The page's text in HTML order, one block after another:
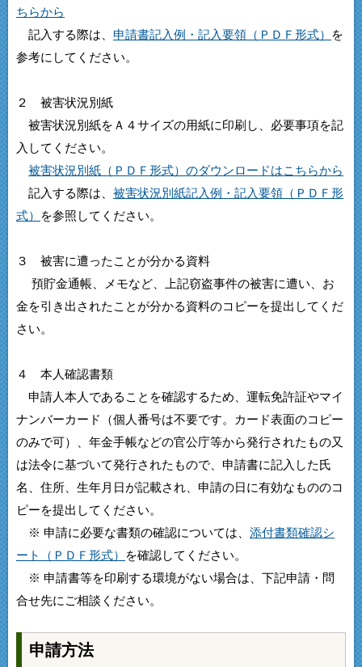
ちらから
記入する際は、 申請書記入例・記入要領（ＰＤＦ形式）
を
参考にしてください。
２ 被害状況別紙
被害状況別紙をＡ４サイズの用紙に印刷し、必要事項を記
入してください。
被害状況別紙（ＰＤＦ形式）のダウンロードはこちらから
記入する際は、 被害状況別紙記入例・記入要領（ＰＤＦ形
式）
を参照してください。
３ 被害に遭ったことが分かる資料
預貯金通帳、メモなど、上記窃盗事件の被害に遭い、お
金を引き出されたことが分かる資料のコピーを提出してくだ
さい。
４ 本人確認書類
申請人本人であることを確認するため、運転免許証やマイ
ナンバーカード（個人番号は不要です。カード表面のコピー
のみで可）、年金手帳などの官公庁等から発行されたもの又
は法令に基づいて発行されたもので、申請書に記入した氏
名、住所、生年月日が記載され、申請の日に有効なもののコ
ピーを提出してください。
※ 申請に必要な書類の確認については、 添付書類確認シ
ート（ＰＤＦ形式）
を確認してください。
※ 申請書等を印刷する環境がない場合は、下記申請・問
合せ先にご相談ください。
申請方法